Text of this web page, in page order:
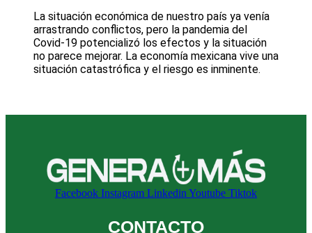
La situación económica de nuestro país ya venía
arrastrando conflictos, pero la pandemia del
Covid-19 potencializó los efectos y la situación
no parece mejorar. La economía mexicana vive una
situación catastrófica y el riesgo es inminente.
Facebook Instagram LinkedinYoutube Tiktok
CONTACTO